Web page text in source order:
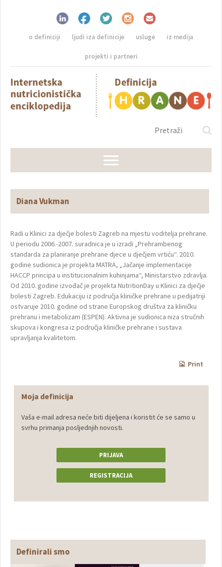
o definiciji ljudi iza definicije usluge iz medija
projekti i partneri
Diana Vukman
Radi u Klinici za dječje bolesti Zagreb na mjestu voditelja prehrane.
U periodu 2006.-2007. suradnica je u izradi „Prehrambenog
standarda za planiranje prehrane djece u dječjem vrtiću“. 2010.
godine sudionica je projekta MATRA, „Jačanje implementacije
HACCP principa u institucionalnim kuhinjama“, Ministarstvo zdravlja.
Od 2010. godine izvođač je projekta NutritionDay u Klinici za dječje
bolesti Zagreb. Edukaciju iz područja kliničke prehrane u pedijatriji
ostvaruje 2010. godine od strane Europskog društva za kliničku
prehranu i metabolizam (ESPEN). Aktivna je sudionica niza stručnih
skupova i kongresa iz područja kliničke prehrane i sustava
upravljanja kvalitetom.
Print
Moja definicija
Vaša e-mail adresa neće biti dijeljena i koristit će se samo u
svrhu primanja posljednjih novosti.
PRIJAVA
REGISTRACIJA
Definirali smo